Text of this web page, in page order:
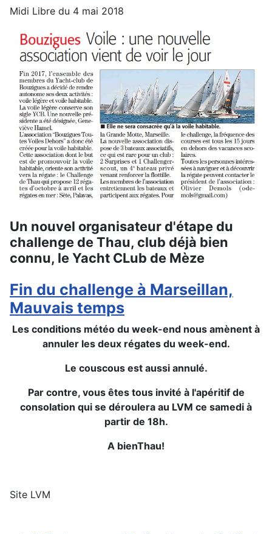
Midi Libre du 4 mai 2018
Un nouvel organisateur d'étape du
challenge de Thau, club déjà bien
connu, le Yacht CLub de Mèze
Fin du challenge à Marseillan,
Mauvais temps
Les conditions météo du week-end nous amènent à
annuler les deux régates du week-end.
Le couscous est aussi annulé.
Par contre, vous êtes tous invité à l'apéritif de
consolation qui se déroulera au LVM ce samedi à
partir de 18h.
A bienThau!
Site LVM